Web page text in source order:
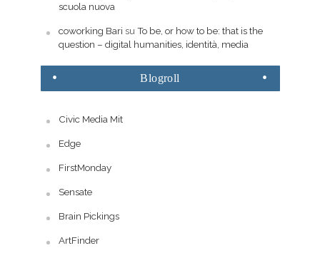
scuola nuova
coworking Bari su To be, or how to be: that is the
question – digital humanities, identità, media
Blogroll
Civic Media Mit
Edge
FirstMonday
Sensate
Brain Pickings
ArtFinder